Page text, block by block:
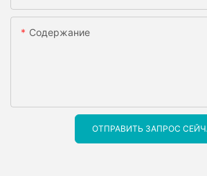
Содержание
ОТПРАВИТЬ ЗАПРОС